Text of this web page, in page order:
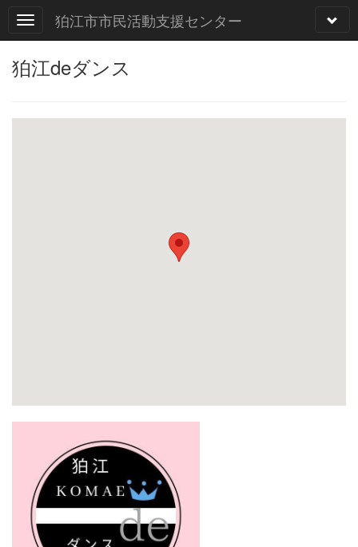
狛江市市民活動支援センター
狛江deダンス